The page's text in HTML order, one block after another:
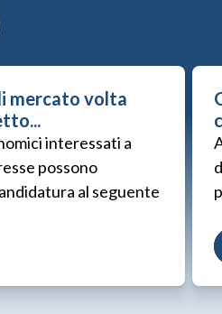
mercato volta
interessati a
possono
al seguente